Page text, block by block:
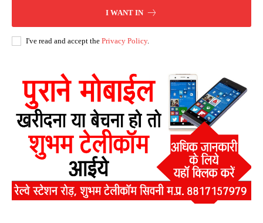
I WANT IN
I've read and accept the Privacy Policy.